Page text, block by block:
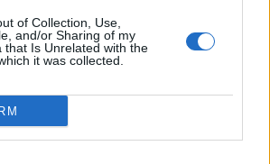
of Collection, Use,
and/or Sharing of my
that Is Unrelated with the
it was collected.
for Atlas έχει να κάνει με ένα νέο
που κυκλοφόρησε η Ubisoft για